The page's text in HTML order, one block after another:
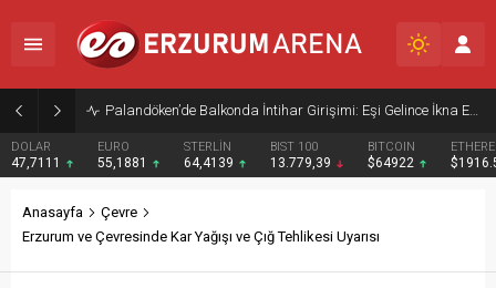
Palandöken’de Balkonda İntihar Girişimi: Eşi Gelince İkna Edildi
DOLAR
47,7111
EURO
55,1881
STERLİN
64,4139
BIST 100
13.779,39
BITCOIN
$64922
Anasayfa
Çevre
Erzurum ve Çevresinde Kar Yağışı ve Çığ Tehlikesi Uyarısı